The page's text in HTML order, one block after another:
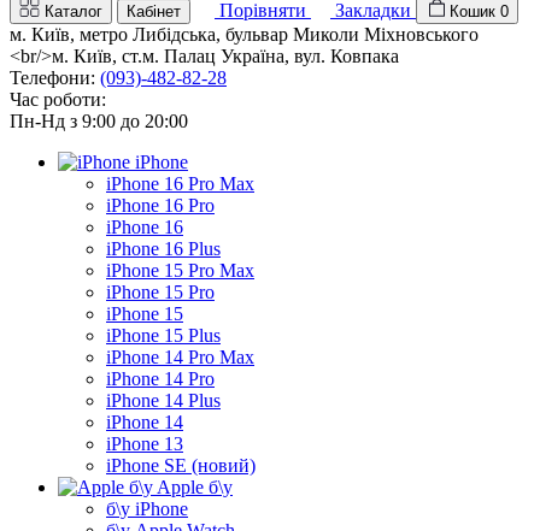
Каталог Кабінет Порівняти Закладки Кошик 0
м. Київ, метро Либідська, бульвар Миколи Міхновського
<br/>м. Київ, ст.м. Палац Україна, вул. Ковпака
Телефони: (093)-482-82-28
Час роботи:
Пн-Нд з 9:00 до 20:00
iPhone
iPhone 16 Pro Max
iPhone 16 Pro
iPhone 16
iPhone 16 Plus
iPhone 15 Pro Max
iPhone 15 Pro
iPhone 15
iPhone 15 Plus
iPhone 14 Pro Max
iPhone 14 Pro
iPhone 14 Plus
iPhone 14
iPhone 13
iPhone SE (новий)
Apple б\у
б\у iPhone